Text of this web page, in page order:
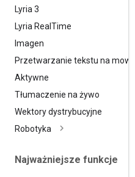
Lyria 3
Lyria Real Time
Imagen
Przetwarzanie tekstu na mowę
Aktywne
Tłumaczenie na żywo
Wektory dystrybucyjne
Robotyka
Najważniejsze funkcje